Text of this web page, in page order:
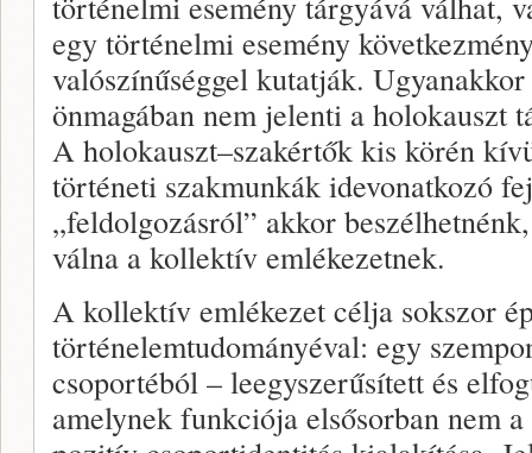
egy történelmi esemény
valószínűséggel kutatják.
önmagában nem jelenti a holokauszt
A holokauszt–szakértők kis körén
történeti szakmunkák idevonatkozó
„feldolgozásról” akkor
válna a kollektív emlékezetnek.
A kollektív emlékezet célja sokszor
történelemtudományéval: egy
csoportéból – leegyszerűsített és
amelynek funkciója elsősorban nem